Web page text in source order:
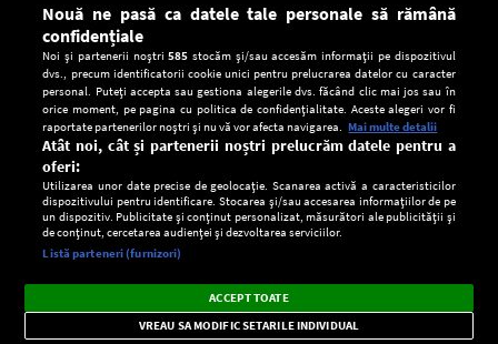
CONFIDENŢIALITATE
Setări:
Dark
Mode
Radio live, podcasturi, știri și alerte
importante.
×
Nouă ne pasă ca datele tale personale să rămână
confidențiale
Noi și partenerii noștri585 stocăm și/sau accesăm informații pe dispozitivul
dvs., precum identificatorii cookie unici pentru prelucrarea datelor cu caracter
personal. Puteți accepta sau gestiona alegerile dvs. făcând clic mai jos sau în
orice moment, pe pagina cu politica de confidențialitate. Aceste alegeri vor fi
raportate partenerilor noștri și nu vă vor afecta navigarea. Mai multe detalii
Atât noi, cât și partenerii noștri prelucrăm datele pentru a
oferi:
Utilizarea unor date precise de geolocație. Scanarea activă a caracteristicilor
dispozitivului pentru identificare. Stocarea și/sau accesarea informațiilor de pe
un dispozitiv. Publicitate și conținut personalizat, măsurători ale publicității și
de conținut, cercetarea audienței și dezvoltarea serviciilor.
Listă parteneri (furnizori)
ACCEPT TOATE
VREAU SA MODIFIC SETARILE INDIVIDUAL